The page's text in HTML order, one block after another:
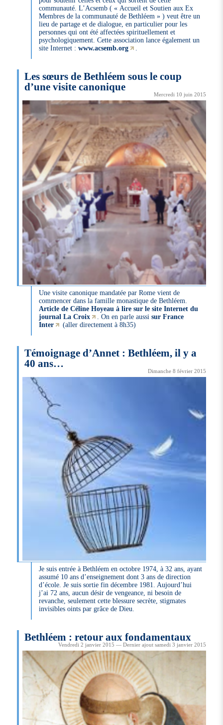
communauté. L’Acsemb ( « Accueil et Soutien aux Ex
Membres de la communauté de Bethléem » ) veut être un
lieu de partage et de dialogue, en particulier pour les
personnes qui ont été affectées spirituellement et
psychologiquement. Cette association lance également un
site Internet :www.acsemb.org .
Les sœurs de Bethléem sous le coup
d’une visite canonique
Mercredi 10 juin 2015
Une visite canonique mandatée par Rome vient de
commencer dans la famille monastique de Bethléem.
Article de Céline Hoyeau à lire sur le site Internet du
journal La Croix
. On en parle aussisur France
Inter
(aller directement à 8h35)
Témoignage d’Annet : Bethléem, il y a
40 ans…
Dimanche 8 février 2015
Je suis entrée à Bethléem en octobre 1974, à 32 ans, ayant
assumé 10 ans d’enseignement dont 3 ans de direction
d’école. Je suis sortie fin décembre 1981. Aujourd’hui
j’ai 72 ans, aucun désir de vengeance, ni besoin de
revanche, seulement cette blessure secrète, stigmates
invisibles oints par grâce de Dieu.
Bethléem : retour aux fondamentaux
Vendredi 2 janvier 2015 — Dernier ajout samedi 3 janvier 2015